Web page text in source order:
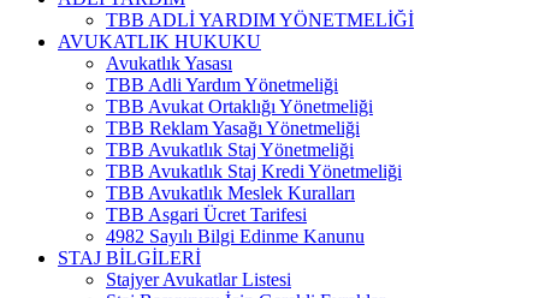
TBB ADLİ YARDIM YÖNETMELİĞİ
AVUKATLIK HUKUKU
Avukatlık Yasası
TBB Adli Yardım Yönetmeliği
TBB Avukat Ortaklığı Yönetmeliği
TBB Reklam Yasağı Yönetmeliği
TBB Avukatlık Staj Yönetmeliği
TBB Avukatlık Staj Kredi Yönetmeliği
TBB Avukatlık Meslek Kuralları
TBB Asgari Ücret Tarifesi
4982 Sayılı Bilgi Edinme Kanunu
STAJ BİLGİLERİ
Stajyer Avukatlar Listesi